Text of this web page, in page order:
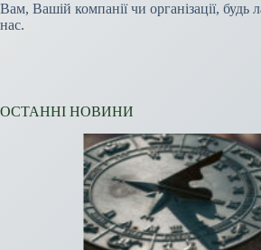
Вам, Вашій компанії чи організації, будь
нас.
ОСТАННІ НОВИНИ